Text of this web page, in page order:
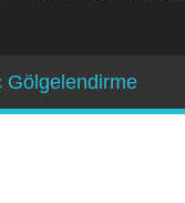
Gölgelendirme